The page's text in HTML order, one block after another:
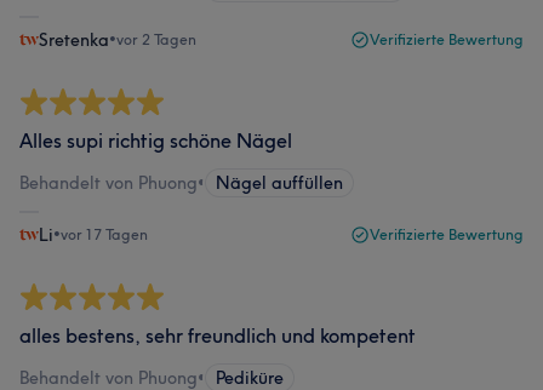
Sretenka•vor 2 Tagen Verifizierte Bewertung
Alles supi richtig schöne Nägel
Behandelt von Phuong• Nägel auffüllen
Li•vor 17 Tagen Verifizierte Bewertung
alles bestens, sehr freundlich und kompetent
Behandelt von Phuong• Pediküre